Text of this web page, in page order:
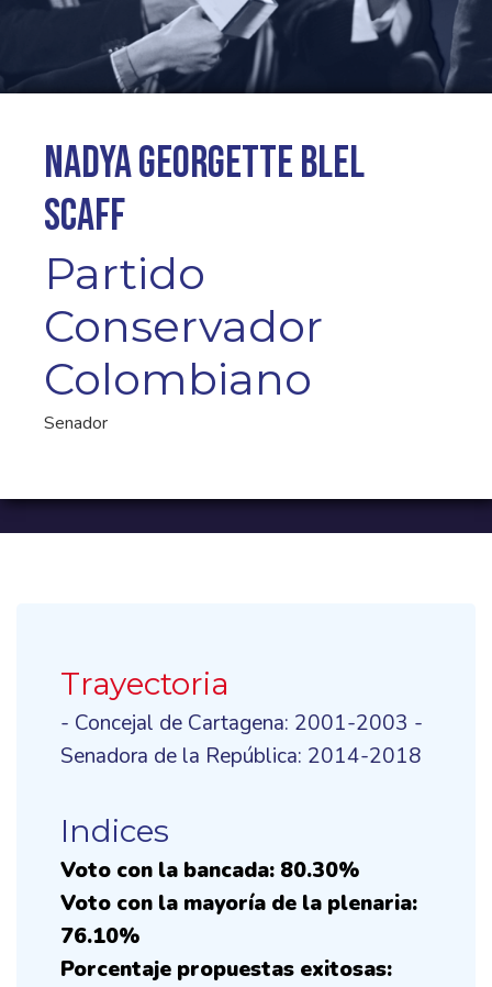
Nadya Georgette Blel
Scaff
Partido
Conservador
Colombiano
Senador
Trayectoria
- Concejal de Cartagena: 2001-2003 -
Senadora de la República: 2014-2018
Indices
Voto con la bancada: 80.30%
Voto con la mayoría de la plenaria:
76.10%
Porcentaje propuestas exitosas: